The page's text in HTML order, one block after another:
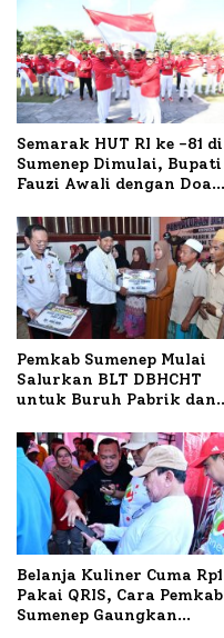
Semarak HUT RI ke -81 di
Sumenep Dimulai, Bupati
Fauzi Awali dengan Doa
Terbakar
Pemkab Sumenep Mulai
Salurkan BLT DBHCHT
untuk Buruh Pabrik dan
Belanja Kuliner Cuma Rp1
Pakai QRIS, Cara Pemkab
Sumenep Gaungkan